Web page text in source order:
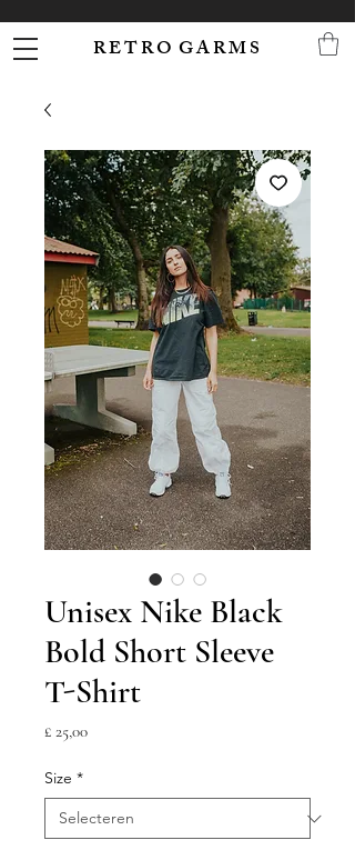
R E T R O G A R M S
Unisex Nike Black
Bold Short Sleeve
T-Shirt
£ 25,00Prijs
Size *